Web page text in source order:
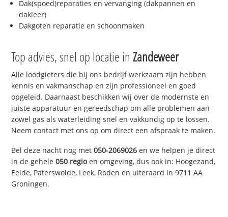
Dak(spoed)reparaties en vervanging (dakpannen en
dakleer)
Dakgoten reparatie en schoonmaken
Top advies, snel op locatie inZandeweer
Alle loodgieters die bij ons bedrijf werkzaam zijn hebben
kennis en vakmanschap en zijn professioneel en goed
opgeleid. Daarnaast beschikken wij over de modernste en
juiste apparatuur en gereedschap om alle problemen aan
zowel gas als waterleiding snel en vakkundig op te lossen.
Neem contact met ons op om direct een afspraak te maken.
Bel deze nacht nog met050-2069026 en we helpen je direct
in de gehele050 regioen omgeving, dus ook in: Hoogezand,
Eelde, Paterswolde, Leek, Roden en uiteraard in 9711 AA
Groningen.